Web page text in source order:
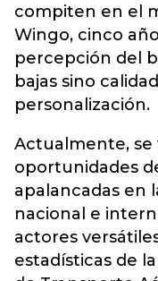
compiten en el
Wingo, cinco
percepción del
bajas sino
personalización.
Actualmente, se
oportunidades
apalancadas en
nacional e
actores
estadísticas de